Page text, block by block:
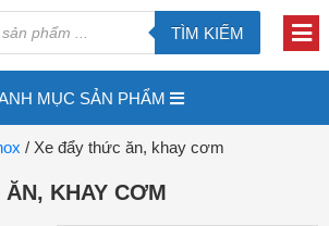
TÌM KIẾM
MỤC SẢN PHẨM
/ Xe đẩy thức ăn, khay cơm
KHAY CƠM